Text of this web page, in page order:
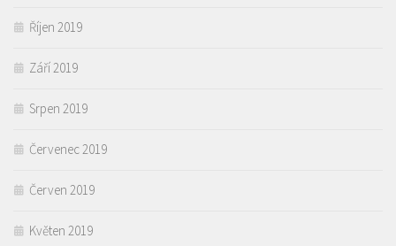
Říjen 2019
Září 2019
Srpen 2019
Červenec 2019
Červen 2019
Květen 2019